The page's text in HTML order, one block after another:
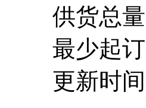
供货总量
最少起订
更新时间